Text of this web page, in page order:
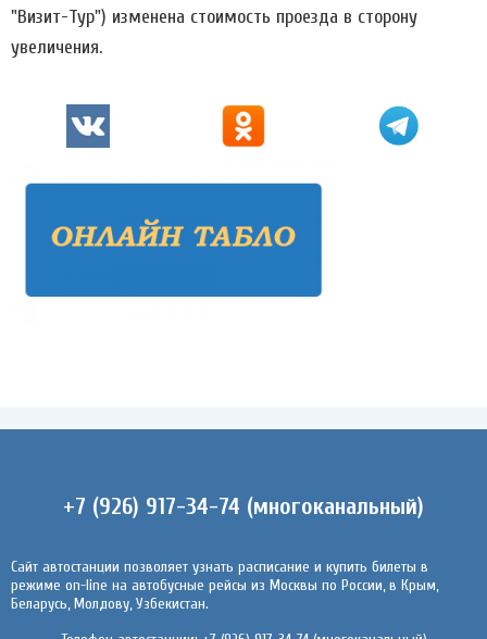
"Визит-Тур") изменена стоимость проезда в сторону
увеличения.
+7 (926) 917-34-74 (многоканальный)
Сайт автостанции позволяет узнать расписание и купить билеты в
режиме on-line на автобусные рейсы из Москвы по России, в Крым,
Беларусь, Молдову, Узбекистан.